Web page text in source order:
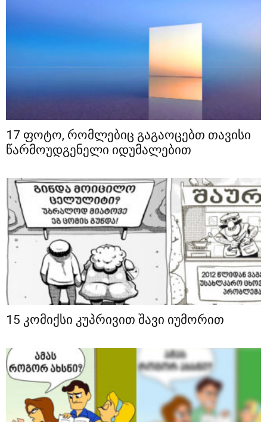
17 ფოტო, რომლებიც გაგაოცებთ თავისი
წარმოუდგენელი იდუმალებით
15 კომიქსი კუპრივით შავი იუმორით